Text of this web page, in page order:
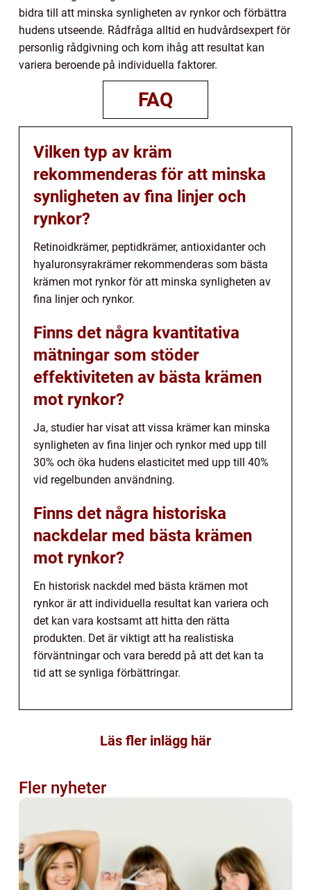
bidra till att minska synligheten av rynkor och förbättra
hudens utseende. Rådfråga alltid en hudvårdsexpert för
personlig rådgivning och kom ihåg att resultat kan
variera beroende på individuella faktorer.
FAQ
Vilken typ av kräm
rekommenderas för att minska
synligheten av fina linjer och
rynkor?
Retinoidkrämer, peptidkrämer, antioxidanter och
hyaluronsyrakrämer rekommenderas som bästa
krämen mot rynkor för att minska synligheten av
fina linjer och rynkor.
Finns det några kvantitativa
mätningar som stöder
effektiviteten av bästa krämen
mot rynkor?
Ja, studier har visat att vissa krämer kan minska
synligheten av fina linjer och rynkor med upp till
30% och öka hudens elasticitet med upp till 40%
vid regelbunden användning.
Finns det några historiska
nackdelar med bästa krämen
mot rynkor?
En historisk nackdel med bästa krämen mot
rynkor är att individuella resultat kan variera och
det kan vara kostsamt att hitta den rätta
produkten. Det är viktigt att ha realistiska
förväntningar och vara beredd på att det kan ta
tid att se synliga förbättringar.
Läs fler inlägg här
Fler nyheter